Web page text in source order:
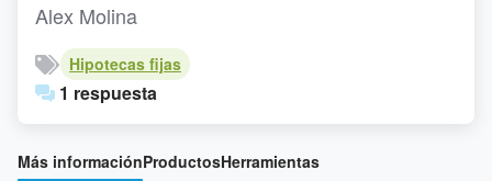
Alex Molina
Hipotecas fijas
1 respuesta
Más informaciónProductosHerramientas